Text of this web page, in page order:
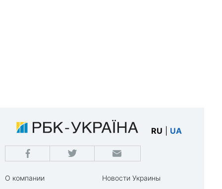
RU UA
О компании
Новости Украины